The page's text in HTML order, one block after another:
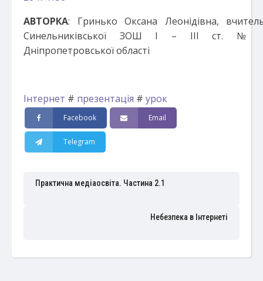
АВТОРКА: Гринько Оксана Леонідівна,
Синельниківської ЗОШ І – ІІІ ст.
Дніпропетровської області
Інтернет # презентація # урок
Facebook Email
Telegram
Практична медіаосвіта. Частина 2.1
Небезпека в Інтернеті